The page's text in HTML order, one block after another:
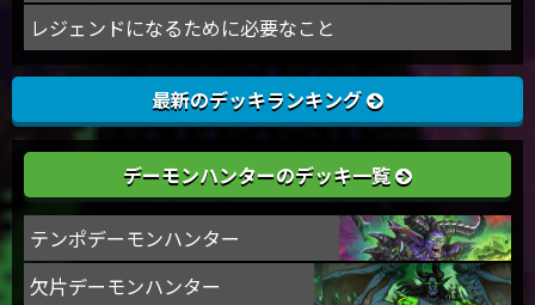
レジェンドになるために必要なこと
最新のデッキランキング
デーモンハンターのデッキ一覧
テンポデーモンハンター
欠片デーモンハンター